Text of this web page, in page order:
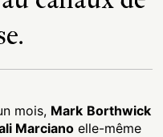
mois, Mark Borthwick
Marcianoelle-même